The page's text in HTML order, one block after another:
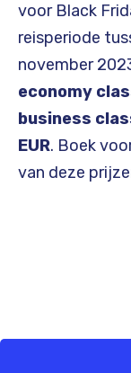
voor Black
reisperiode
november
economy
business
EUR. Boek
van deze